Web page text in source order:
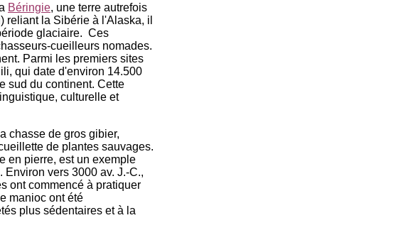
Béringie, une terre autrefois
reliant la Sibérie à l'Alaska, il
glaciaire. Ces
cueilleurs nomades.
Parmi les premiers sites
qui date d'environ 14.500
sud du continent. Cette
culturelle et
chasse de gros gibier,
de plantes sauvages.
en pierre, est un exemple
Environ vers 3000 av. J.-C.,
ont commencé à pratiquer
manioc ont été
plus sédentaires et à la